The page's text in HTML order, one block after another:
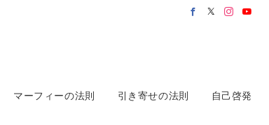
マーフィーの法則 引き寄せの法則 自己啓発